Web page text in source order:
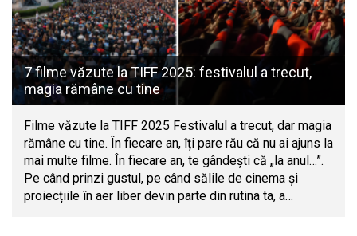
7 filme văzute la TIFF 2025: festivalul a trecut,
magia rămâne cu tine
Filme văzute la TIFF 2025 Festivalul a trecut, dar magia
rămâne cu tine. În fiecare an, îți pare rău că nu ai ajuns la
mai multe filme. În fiecare an, te gândești că „la anul…”.
Pe când prinzi gustul, pe când sălile de cinema și
proiecțiile în aer liber devin parte din rutina ta, a…